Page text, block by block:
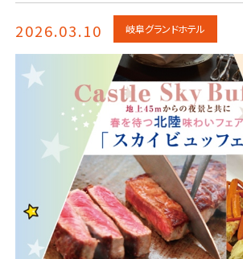
2026.03.10 岐阜グランドホテル